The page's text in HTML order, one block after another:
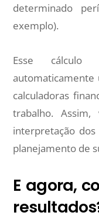
determinado
exemplo).
Esse
automaticamente
calculadoras
trabalho.
interpretação
planejamento de
E agora,